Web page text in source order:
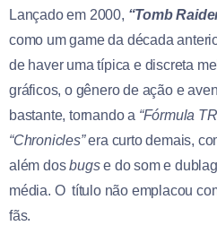
Lançado em 2000, “Tomb
como um game da década
de haver uma típica e discreta
gráficos, o gênero de ação e
bastante, tornando a “Fórmula
“Chronicles”era curto demais,
além dosbugse do som e
média. O título não emplacou
fãs.